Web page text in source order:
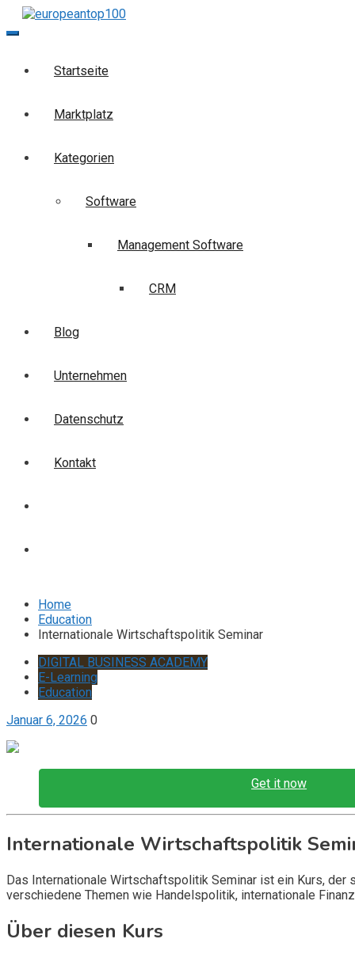
Skip
to
Startseite
Marktplatz
Kategorien
Software
Management Software
CRM
Blog
Unternehmen
Datenschutz
Kontakt
Home
Education
Internationale Wirtschaftspolitik Seminar
DIGITAL BUSINESS ACADEMY
E-Learning
Education
Januar 6, 2026 0
Get it now
Internationale Wirtschaftspolitik
Das Internationale Wirtschaftspolitik Seminar ist ein Kurs,
verschiedene Themen wie Handelspolitik, internationale
Über diesen Kurs